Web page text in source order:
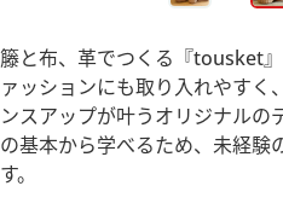
籐と布、革でつくる『tousket
ァッションにも取り入れやすく
ンスアップが叶うオリジナルの
の基本から学べるため、未経験
す。